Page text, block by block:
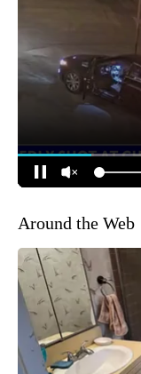
Around the Web